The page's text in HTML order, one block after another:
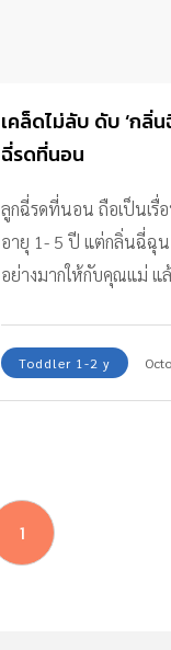
เคล็ดไม่ลับ ดับ ‘กลิ่
ฉี่รดที่นอน
ลูกฉี่รดที่นอน ถือเป็นเรื่
อายุ 1- 5 ปี แต่กลิ่นฉี่ฉุ
อย่างมากให้กับคุณแม่ แ
Toddler 1-2 y
1